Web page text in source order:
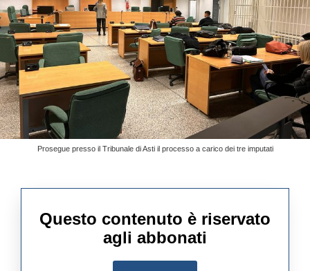
Prosegue presso il Tribunale di Asti il processo a carico dei tre imputati
Questo contenuto è riservato
agli abbonati